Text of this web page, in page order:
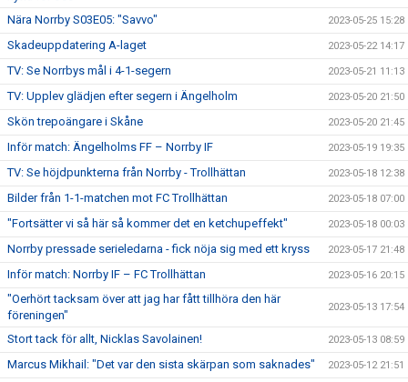
Nära Norrby S03E05: "Savvo" 2023-05-25 15:28
Skadeuppdatering A-laget 2023-05-22 14:17
TV: Se Norrbys mål i 4-1-segern 2023-05-21 11:13
TV: Upplev glädjen efter segern i Ängelholm 2023-05-20 21:50
Skön trepoängare i Skåne 2023-05-20 21:45
Inför match: Ängelholms FF – Norrby IF 2023-05-19 19:35
TV: Se höjdpunkterna från Norrby - Trollhättan 2023-05-18 12:38
Bilder från 1-1-matchen mot FC Trollhättan 2023-05-18 07:00
"Fortsätter vi så här så kommer det en ketchupeffekt" 2023-05-18 00:03
Norrby pressade serieledarna - fick nöja sig med ett kryss 2023-05-17 21:48
Inför match: Norrby IF – FC Trollhättan 2023-05-16 20:15
"Oerhört tacksam över att jag har fått tillhöra den här
föreningen"
2023-05-13 17:54
Stort tack för allt, Nicklas Savolainen! 2023-05-13 08:59
Marcus Mikhail: "Det var den sista skärpan som saknades" 2023-05-12 21:51